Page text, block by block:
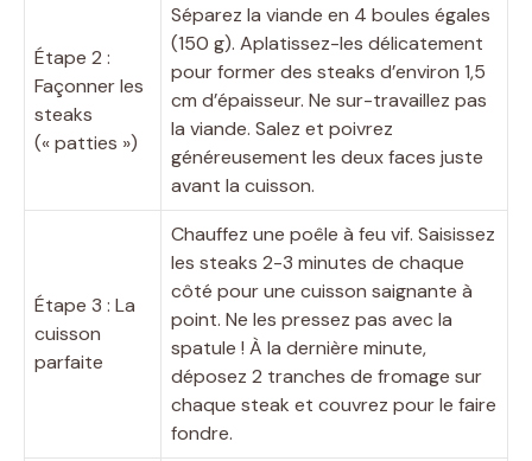
Étape 2 :
Façonner les
steaks
(« patties »)
Séparez la viande en 4 boules égales
(150 g). Aplatissez-les délicatement
pour former des steaks d’environ 1,5
cm d’épaisseur. Ne sur-travaillez pas
la viande. Salez et poivrez
généreusement les deux faces juste
avant la cuisson.
Étape 3 : La
cuisson
parfaite
Chauffez une poêle à feu vif. Saisissez
les steaks 2-3 minutes de chaque
côté pour une cuisson saignante à
point. Ne les pressez pas avec la
spatule ! À la dernière minute,
déposez 2 tranches de fromage sur
chaque steak et couvrez pour le faire
fondre.